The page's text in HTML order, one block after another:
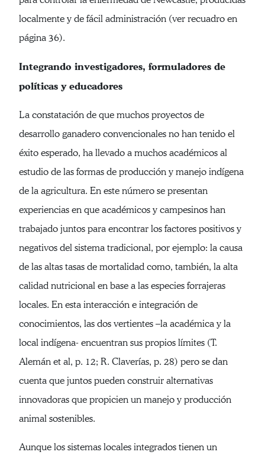
localmente y de fácil administración (ver recuadro en
página 36).
Integrando investigadores, formuladores de
políticas y educadores
La constatación de que muchos proyectos de
desarrollo ganadero convencionales no han tenido el
éxito esperado, ha llevado a muchos académicos al
estudio de las formas de producción y manejo indígena
de la agricultura. En este número se presentan
experiencias en que académicos y campesinos han
trabajado juntos para encontrar los factores positivos y
negativos del sistema tradicional, por ejemplo: la causa
de las altas tasas de mortalidad como, también, la alta
calidad nutricional en base a las especies forrajeras
locales. En esta interacción e integración de
conocimientos, las dos vertientes –la académica y la
local indígena- encuentran sus propios límites (T.
Alemán et al, p. 12; R. Claverías, p. 28) pero se dan
cuenta que juntos pueden construir alternativas
innovadoras que propicien un manejo y producción
animal sostenibles.
Aunque los sistemas locales integrados tienen un